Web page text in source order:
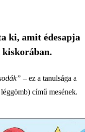
ki, amit édesapja
kiskorában.
– ez a tanulsága a
című mesének.